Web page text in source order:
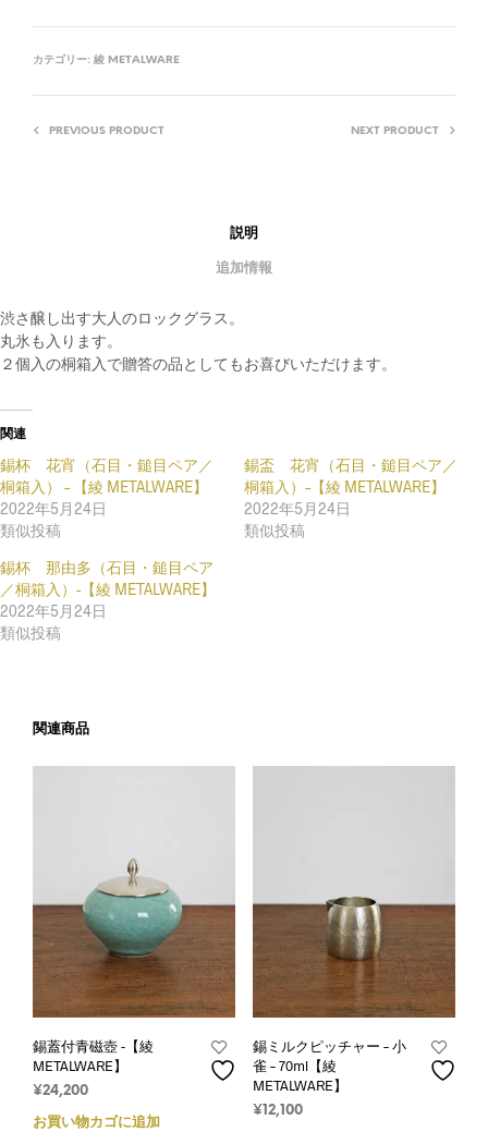
カテゴリー: 綾 METALWARE
PREVIOUS PRODUCT NEXT PRODUCT
説明
追加情報
渋さ醸し出す大人のロックグラス。
丸氷も入ります。
２個入の桐箱入で贈答の品としてもお喜びいただけます。
関連
錫杯 花宵（石目・鎚目ペア／
桐箱入） – 【綾 METALWARE】
2022年5月24日
類似投稿
錫盃 花宵（石目・鎚目ペア／
桐箱入）–【綾 METALWARE】
2022年5月24日
類似投稿
錫杯 那由多（石目・鎚目ペア
／桐箱入）-【綾 METALWARE】
2022年5月24日
類似投稿
関連商品
錫蓋付青磁壺 -【綾
METALWARE】
¥24,200
お買い物カゴに追加
錫ミルクピッチャー – 小
雀 – 70ml【綾
METALWARE】
¥ 12,100